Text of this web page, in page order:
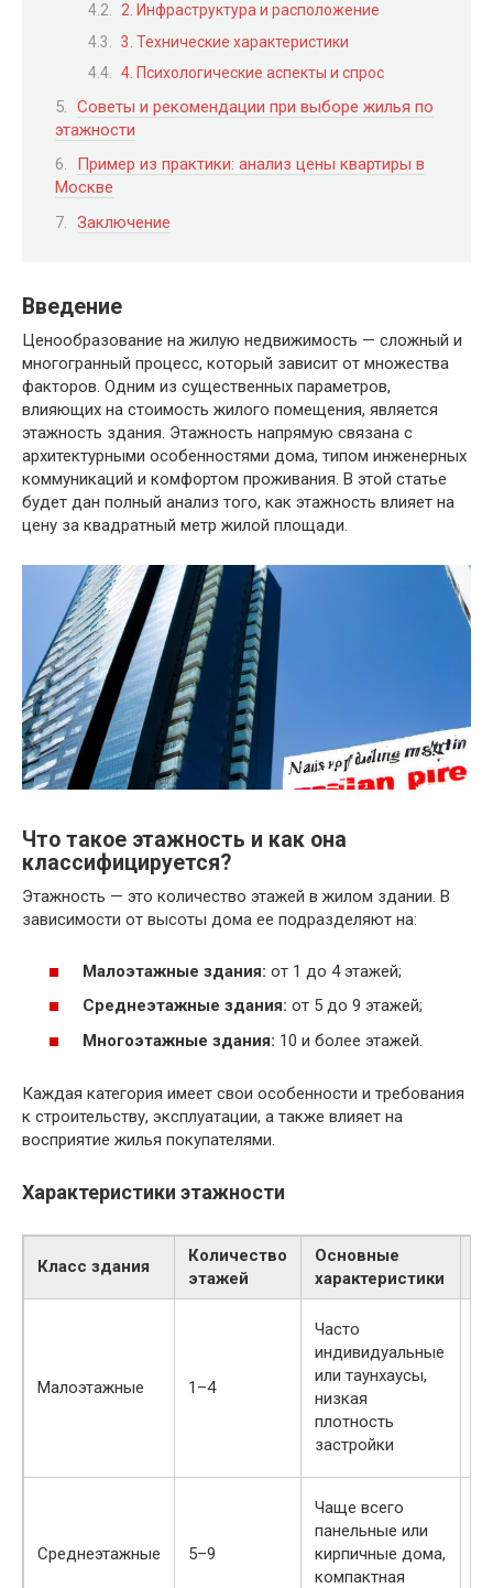
2. Инфраструктура и расположение
3. Технические характеристики
4. Психологические аспекты и спрос
Советы и рекомендации при выборе жилья по
этажности
Пример из практики: анализ цены квартиры в
Москве
Заключение
Введение
Ценообразование на жилую недвижимость — сложный и
многогранный процесс, который зависит от множества
факторов. Одним из существенных параметров,
влияющих на стоимость жилого помещения, является
этажность здания. Этажность напрямую связана с
архитектурными особенностями дома, типом инженерных
коммуникаций и комфортом проживания. В этой статье
будет дан полный анализ того, как этажность влияет на
цену за квадратный метр жилой площади.
Что такое этажность и как она
классифицируется?
Этажность — это количество этажей в жилом здании. В
зависимости от высоты дома ее подразделяют на:
Малоэтажные здания: от 1 до 4 этажей;
Среднеэтажные здания: от 5 до 9 этажей;
Многоэтажные здания: 10 и более этажей.
Каждая категория имеет свои особенности и требования
к строительству, эксплуатации, а также влияет на
восприятие жилья покупателями.
Характеристики этажности
Класс здания
Количество
этажей
Основные
характеристики
Малоэтажные 1–4
Часто
индивидуальные
или таунхаусы,
низкая
плотность
застройки
Среднеэтажные 5–9
Чаще всего
панельные или
кирпичные дома,
компактная